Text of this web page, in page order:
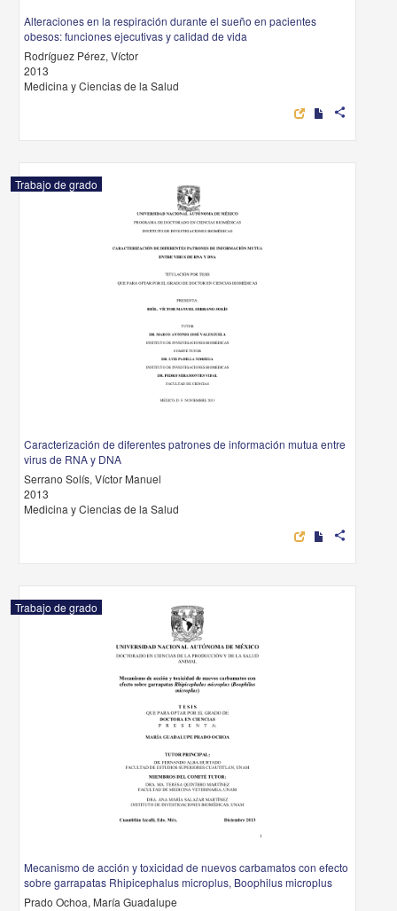
Alteraciones en la respiración durante el sueño en pacientes
obesos: funciones ejecutivas y calidad de vida
Rodríguez Pérez, Víctor
2013
Medicina y Ciencias de la Salud
share
Trabajo de grado
Caracterización de diferentes patrones de información mutua entre
virus de RNA y DNA
Serrano Solís, Víctor Manuel
2013
Medicina y Ciencias de la Salud
share
Trabajo de grado
Mecanismo de acción y toxicidad de nuevos carbamatos con efecto
sobre garrapatas Rhipicephalus microplus, Boophilus microplus
Prado Ochoa, María Guadalupe